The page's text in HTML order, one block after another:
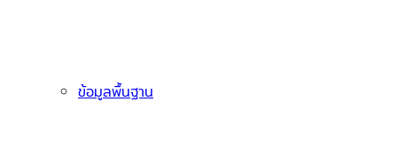
ข้อมูลพื้นฐาน